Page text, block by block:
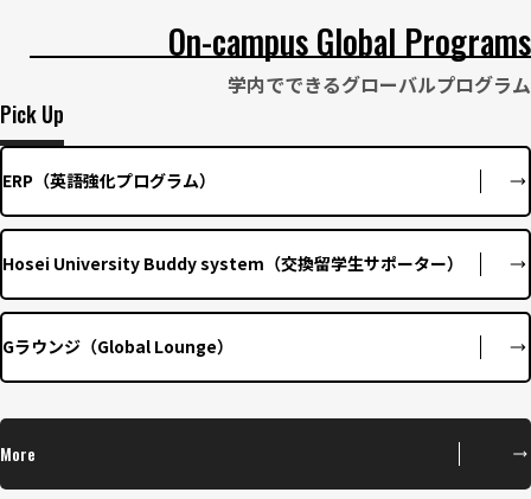
On-campus Global Programs
学内でできるグローバルプログラム
More
Pick Up
ERP（英語強化プログラム）
Hosei University Buddy system（交換留学生サポーター）
Gラウンジ（Global Lounge）